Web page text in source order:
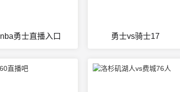
nba勇士直播入口 勇士vs骑士17